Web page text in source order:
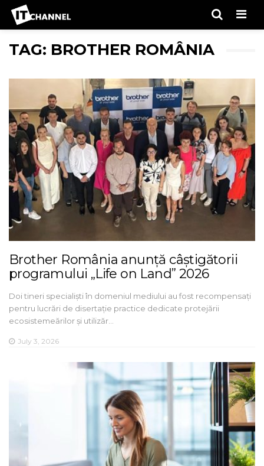
TAG: BROTHER ROMÂNIA
Brother România anunță câștigătorii
programului „Life on Land” 2026
Doi tineri specialiști în domeniul mediului au fost recompensați
pentru lucrări de disertație practice dedicate protejării
ecosistemeărilor și utilizăr…
July 3, 2026